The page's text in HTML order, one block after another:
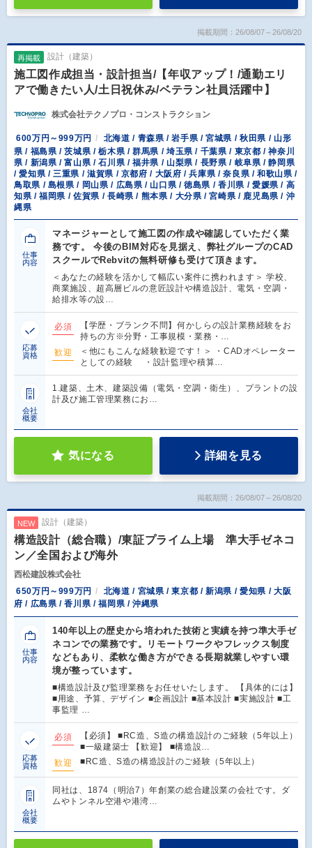
掲載期間：26/08/07～26/08/20
再掲載 設計（建築）
施工図作成担当・設計担当/【年収アップ！/通勤エリ
アで働きたい人/土日祝休み/ベテラン社員活躍中】
株式会社テクノプロ・コンストラクション
600万円～999万円
北海道 / 青森県 / 岩手県 / 宮城県 / 秋田県 / 山形
県 / 福島県 / 茨城県 / 栃木県 / 群馬県 / 埼玉県 / 千葉県 / 東京都 / 神奈川
県 / 新潟県 / 富山県 / 石川県 / 福井県 / 山梨県 / 長野県 / 岐阜県 / 静岡県
/ 愛知県 / 三重県 / 滋賀県 / 京都府 / 大阪府 / 兵庫県 / 奈良県 / 和歌山県 /
鳥取県 / 島根県 / 岡山県 / 広島県 / 山口県 / 徳島県 / 香川県 / 愛媛県 / 高
知県 / 福岡県 / 佐賀県 / 長崎県 / 熊本県 / 大分県 / 宮崎県 / 鹿児島県 / 沖
縄県
仕事
内容
マネージャーとして施工図の作成や確認していただく業
務です。 今後のBIM対応を見据え、弊社グループのCAD
スクールでRebvitの無料研修も受けて頂きます。
＜あなたの経験を活かして幅広い案件に携われます＞ 学校、
商業施設、超高層ビルの意匠設計や構造設計、電気・空調・
給排水等の設…
応募
資格
必須
【学歴・ブランク不問】何かしらの設計業務経験をお
持ちの方※分野・工事規模・業務・…
歓迎
＜他にもこんな経験歓迎です！＞ ・CADオペレーター
としての経験 ・設計監理や積算…
会社
概要
1.建築、土木、建築設備（電気・空調・衛生）、プラントの設
計及び施工管理業務にお…
気になる 詳細を見る
掲載期間：26/08/07～26/08/20
NEW 設計（建築）
構造設計（総合職）/東証プライム上場 準大手ゼネコ
ン／全国および海外
西松建設株式会社
650万円～999万円
北海道 / 宮城県 / 東京都 / 新潟県 / 愛知県 / 大阪
府 / 広島県 / 香川県 / 福岡県 / 沖縄県
仕事
内容
140年以上の歴史から培われた技術と実績を持つ準大手ゼ
ネコンでの業務です。リモートワークやフレックス制度
などもあり、柔軟な働き方ができる長期就業しやすい環
境が整っています。
■構造設計及び監理業務をお任せいたします。 【具体的には】
■用途、予算、デザイン ■企画設計 ■基本設計 ■実施設計 ■工
事監理 …
応募
資格
必須
【必須】 ■RC造、S造の構造設計のご経験（5年以上）
■一級建築士 【歓迎】 ■構造設…
歓迎
■RC造、S造の構造設計のご経験（5年以上）
会社
概要
同社は、1874（明治7）年創業の総合建設業の会社です。ダ
ムやトンネル空港や港湾…